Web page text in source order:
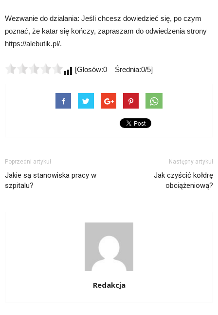
Wezwanie do działania: Jeśli chcesz dowiedzieć się, po czym
poznać, że katar się kończy, zapraszam do odwiedzenia strony
https://alebutik.pl/.
[Głosów:0 Średnia:0/5]
Poprzedni artykuł
Jakie są stanowiska pracy w
szpitalu?
Następny artykuł
Jak czyścić kołdrę
obciążeniową?
Redakcja